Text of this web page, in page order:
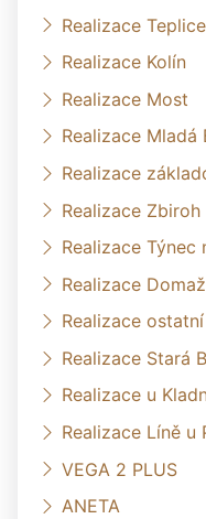
Realizace Teplice
Realizace Kolín
Realizace Most
Realizace Mladá
Realizace
Realizace Zbiroh
Realizace Týnec
Realizace
Realizace ostatní
Realizace Stará
Realizace u
Realizace Líně u
VEGA 2 PLUS
ANETA